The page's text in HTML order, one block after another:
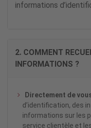
informations
2. COMMENT
INFORMATIONS ?
Directement de
d’identification, des
informations sur les
service clientèle et